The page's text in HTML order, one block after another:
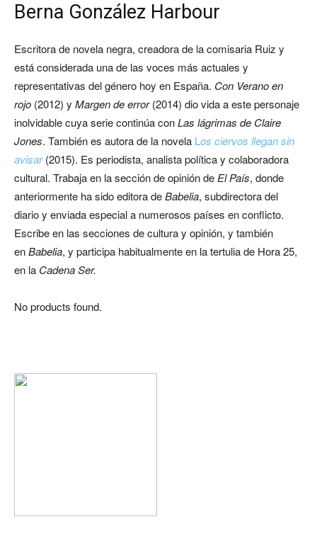
Berna González Harbour
Escritora de novela negra, creadora de la comisaria Ruiz y
está considerada una de las voces más actuales y
representativas del género hoy en España. Con Verano en
rojo (2012) y Margen de error(2014) dio vida a este personaje
inolvidable cuya serie continúa conLas lágrimas de Claire
Jones. También es autora de la novela Los ciervos llegan sin
avisar(2015). Es periodista, analista política y colaboradora
cultural. Trabaja en la sección de opinión deEl País, donde
anteriormente ha sido editora deBabelia, subdirectora del
diario y enviada especial a numerosos países en conflicto.
Escribe en las secciones de cultura y opinión, y también
enBabelia, y participa habitualmente en la tertulia de Hora 25,
en la Cadena Ser.
No products found.